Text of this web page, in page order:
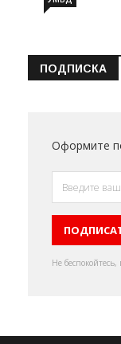
ПОДПИСКА
Оформите
Не